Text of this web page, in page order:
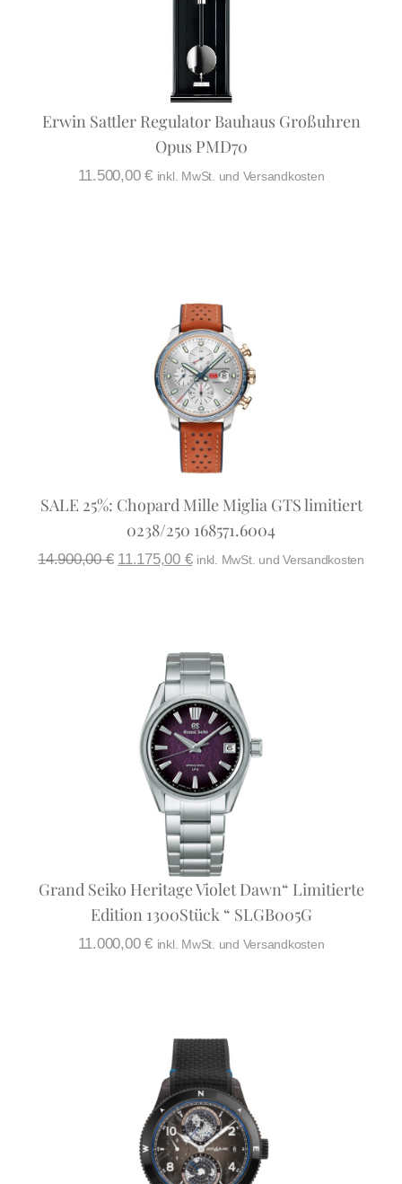
Erwin Sattler Regulator Bauhaus Großuhren
Opus PMD70
11.500,00€ inkl. MwSt. und Versandkosten
SALE 25%: Chopard Mille Miglia GTS limitiert
0238/250 168571.6004
14.900,00€ 11.175,00 € inkl. MwSt. und Versandkosten
Grand Seiko Heritage Violet Dawn“ Limitierte
Edition 1300Stück “ SLGB005G
11.000,00€ inkl. MwSt. und Versandkosten